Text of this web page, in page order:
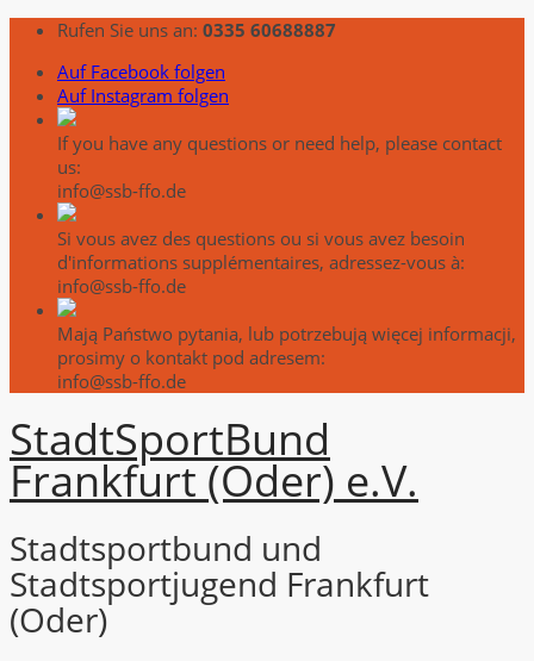
Rufen Sie uns an: 0335 60688887
Auf Facebook folgen
Auf Instagram folgen
If you have any questions or need help, please contact
us:
info@ssb-ffo.de
Si vous avez des questions ou si vous avez besoin
d'informations supplémentaires, adressez-vous à:
info@ssb-ffo.de
Mają Państwo pytania, lub potrzebują więcej informacji,
prosimy o kontakt pod adresem:
info@ssb-ffo.de
StadtSportBund
Frankfurt (Oder) e.V.
Stadtsportbund und
Stadtsportjugend Frankfurt
(Oder)